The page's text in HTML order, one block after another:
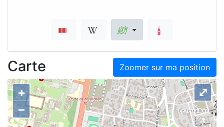
Zoomer sur ma position
Carte
+
–
⤢